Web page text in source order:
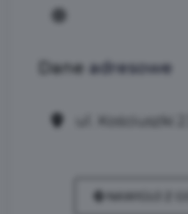
Dane adresowe
ul. Kościuszki